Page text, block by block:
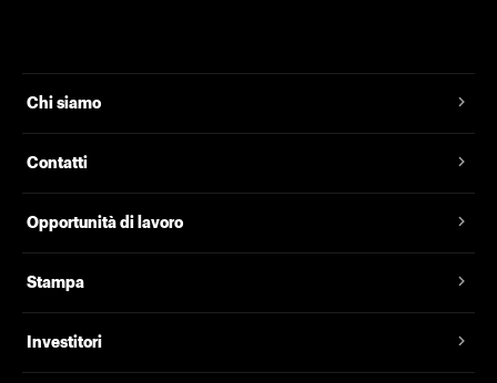
Chi siamo
Contatti
Opportunità di lavoro
Stampa
Investitori